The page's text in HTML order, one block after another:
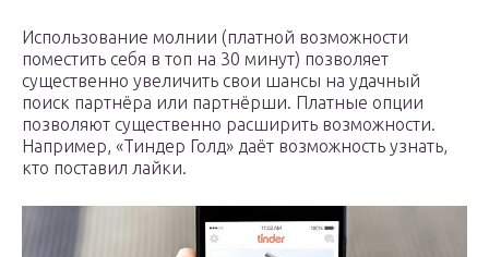
Использование молнии (платной возможности
поместить себя в топ на 30 минут) позволяет
существенно увеличить свои шансы на удачный
поиск партнёра или партнёрши. Платные опции
позволяют существенно расширить возможности.
Например, «Тиндер Голд» даёт возможность узнать,
кто поставил лайки.